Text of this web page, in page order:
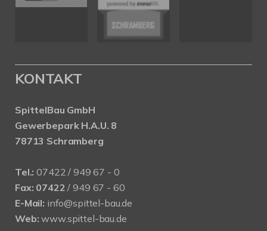
KONTAKT
SpittelBau GmbH
Gewerbepark H.A.U. 8
78713 Schramberg
Tel.: 07422 / 949 67 - 0
Fax: 07422 / 949 67 - 60
E-Mail: info@spittel-bau.de
Web: www.spittel-bau.de